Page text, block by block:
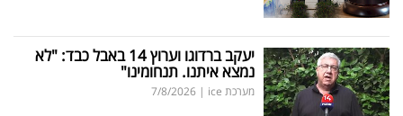
יעקב ברדוגו וערוץ 14 באבל כבד: "לא
נמצא איתנו. תנחומינו"
מערכת ice |
7/8/2026